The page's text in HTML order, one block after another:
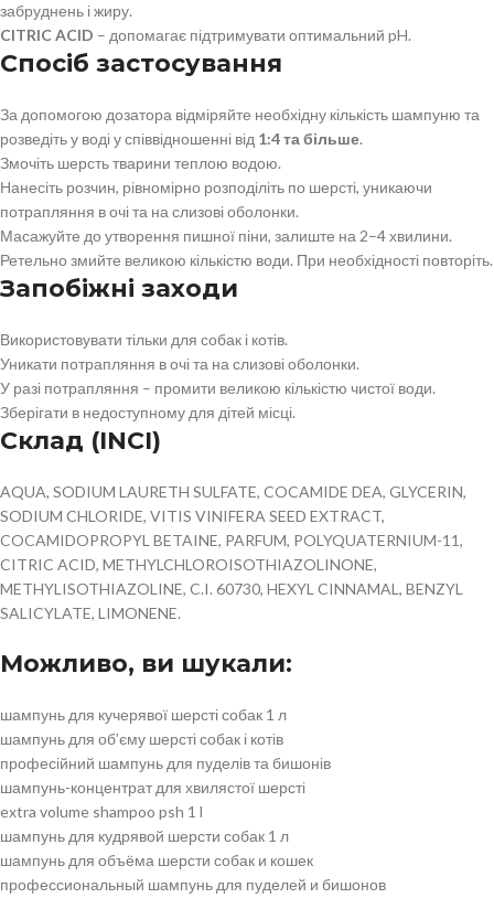
забруднень і жиру.
CITRIC ACID – допомагає підтримувати оптимальний pH.
Спосіб застосування
За допомогою дозатора відміряйте необхідну кількість шампуню та
розведіть у воді у співвідношенні від 1:4 та більше.
Змочіть шерсть тварини теплою водою.
Нанесіть розчин, рівномірно розподіліть по шерсті, уникаючи
потрапляння в очі та на слизові оболонки.
Масажуйте до утворення пишної піни, залиште на 2–4 хвилини.
Ретельно змийте великою кількістю води. При необхідності повторіть.
Запобіжні заходи
Використовувати тільки для собак і котів.
Уникати потрапляння в очі та на слизові оболонки.
У разі потрапляння – промити великою кількістю чистої води.
Зберігати в недоступному для дітей місці.
Склад (INCI)
AQUA, SODIUM LAURETH SULFATE, COCAMIDE DEA, GLYCERIN,
SODIUM CHLORIDE, VITIS VINIFERA SEED EXTRACT,
COCAMIDOPROPYL BETAINE, PARFUM, POLYQUATERNIUM-11,
CITRIC ACID, METHYLCHLOROISOTHIAZOLINONE,
METHYLISOTHIAZOLINE, C.I. 60730, HEXYL CINNAMAL, BENZYL
SALICYLATE, LIMONENE.
Можливо, ви шукали:
шампунь для кучерявої шерсті собак 1 л
шампунь для об’єму шерсті собак і котів
професійний шампунь для пуделів та бишонів
шампунь-концентрат для хвилястої шерсті
extra volume shampoo psh 1 l
шампунь для кудрявой шерсти собак 1 л
шампунь для объёма шерсти собак и кошек
профессиональный шампунь для пуделей и бишонов